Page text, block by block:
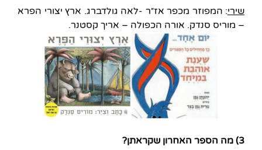
שירי: המפוזר מכפר אז״ר -לאה גולדברג. ארץ יצורי הפרא
– מוריס סנדק. אורה הכפולה – אריך קסטנר.
3) מה הספר האחרון שקראתן?